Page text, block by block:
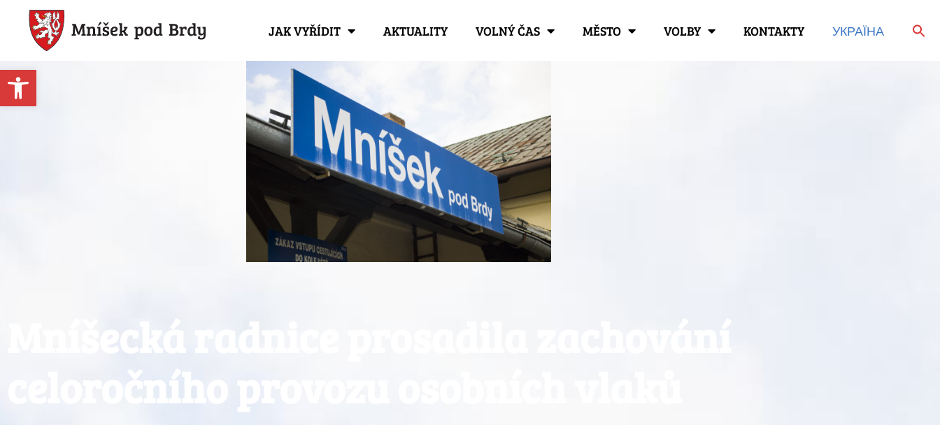
Open toolbar
JAK VYŘÍDIT AKTUALITY VOLNÝ ČAS MĚSTO VOLBY KONTAKTY УКРАЇНА
Mníšecká radnice prosadila zachování
celoročního provozu osobních vlaků